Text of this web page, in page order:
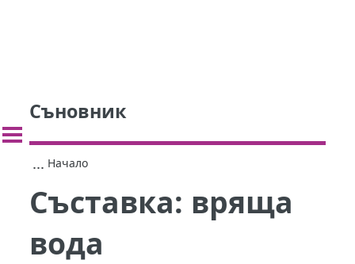
Съновник
... Начало
Съставка: вряща
вода